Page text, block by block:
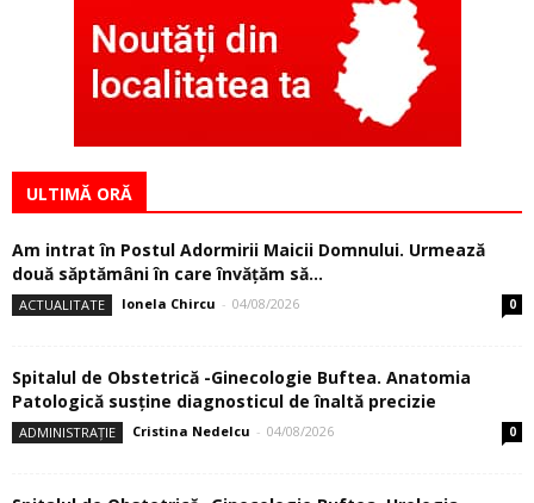
ULTIMĂ ORĂ
Am intrat în Postul Adormirii Maicii Domnului. Urmează
două săptămâni în care învăţăm să...
ACTUALITATE Ionela Chircu - 04/08/2026 0
Spitalul de Obstetrică -Ginecologie Buftea. Anatomia
Patologică susţine diagnosticul de înaltă precizie
ADMINISTRAȚIE Cristina Nedelcu - 04/08/2026 0